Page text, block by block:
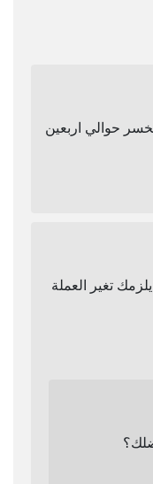
حوالي اربعين
تغير العملة